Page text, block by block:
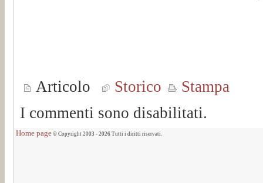
Articolo Storico
Stampa
I commenti sono disabilitati.
Home page © Copyright 2003 - 2026 Tutti i diritti riservati.